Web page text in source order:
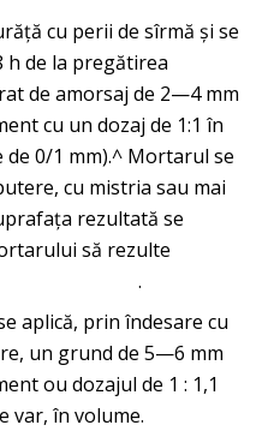
cu perii de sîrmă şi se
h de la pregătirea
de amorsaj de 2—4 mm
cu un dozaj de 1:1 în
0/1 mm).^ Mortarul se
cu mistria sau mai
rezultată se
să rezulte
.
aplică, prin îndesare cu
un grund de 5—6 mm
ou dozajul de 1 : 1,1
var, în volume.